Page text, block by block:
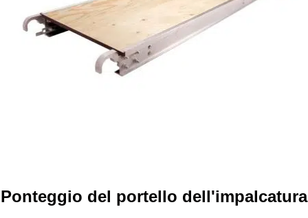
Ponteggio del portello dell'impalcatura